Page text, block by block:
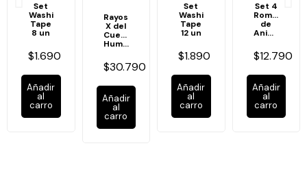
Set
Washi
Tape
8 un
$1.690
Añadir
al
carro
Rayos
X del
Cuerpo
Humano
$30.790
Añadir
al
carro
Set
Washi
Tape
12 un
$1.890
Añadir
al
carro
Set 4
de
Animales
$12.790
Añadir
al
carro